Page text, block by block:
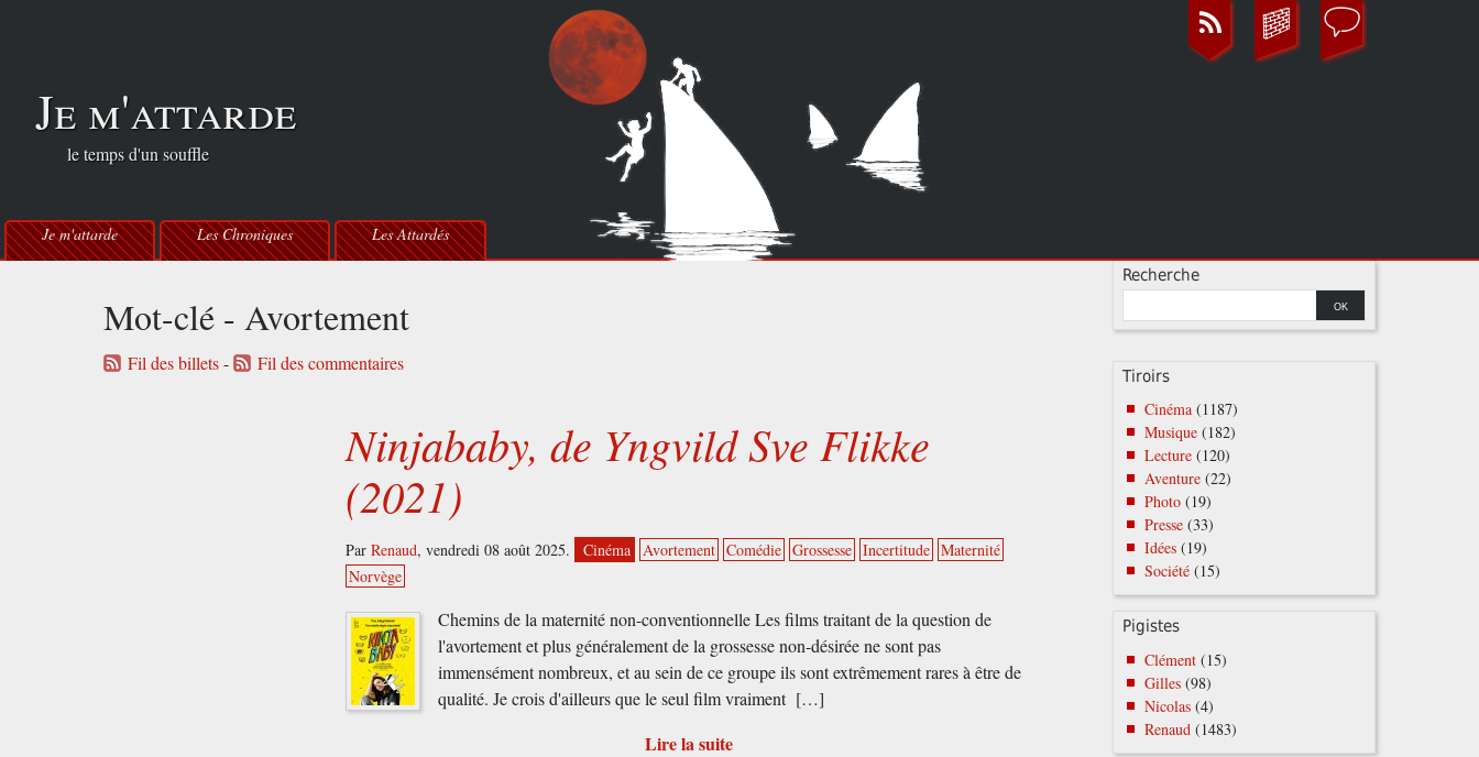
Je m'attarde
le temps d'un souffle
Je m'attarde Les Chroniques Les Attardés
Mot-clé - Avortement
Fil des billets- Fil des commentaires
Ninjababy, de Yngvild Sve Flikke
(2021)
ParRenaud,vendredi 08 août 2025. Cinéma Avortement Comédie Grossesse Incertitude Maternité
Norvège
Chemins de la maternité non-conventionnelle Les films traitant de la question de
l'avortement et plus généralement de la grossesse non-désirée ne sont pas
immensément nombreux, et au sein de ce groupe ils sont extrêmement rares à être de
qualité. Je crois d'ailleurs que le seul film vraiment […]
Lire la suite
Recherche
Tiroirs
Cinéma (1187)
Musique (182)
Lecture (120)
Aventure (22)
Photo (19)
Presse (33)
Idées (19)
Société (15)
Pigistes
Clément (15)
Gilles (98)
Nicolas (4)
Renaud (1483)